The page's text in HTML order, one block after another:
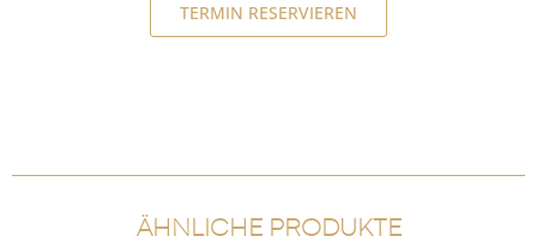
TERMIN RESERVIEREN
ÄHNLICHE PRODUKTE